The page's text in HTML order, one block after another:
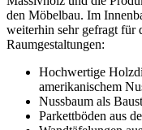
den Möbelbau. Im
weiterhin sehr gefragt für
Raumgestaltungen:
Hochwertige
amerikanischem
Nussbaum als
Parkettböden aus